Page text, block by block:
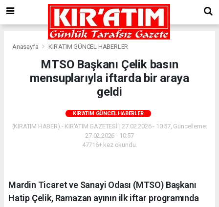
Anasayfa KIR'ATIM GÜNCEL HABERLER
MTSO Başkanı Çelik basın
mensuplarıyla iftarda bir araya
geldi
KIR'ATIM GÜNCEL HABERLER
(KIRATIM HABER) - KIR'ATIM GAZETESİ | 27.02.2026 - 10:57, Güncelleme:
27.02.2026 - 10:57
47716+ kez okundu.
Mardin Ticaret ve Sanayi Odası (MTSO) Başkanı
Hatip Çelik, Ramazan ayının ilk iftar programında